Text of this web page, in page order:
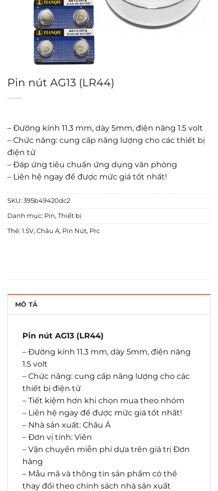
Pin nút AG13 (LR44)
– Đường kính 11.3 mm, dày 5mm, điện năng 1.5 volt
– Chức năng: cung cấp năng lượng cho các thiết bị
điện tử
– Đáp ứng tiêu chuẩn ứng dụng văn phòng
– Liên hệ ngay để được mức giá tốt nhất!
SKU: 395b49420dc2
Danh mục: Pin, Thiết bị
Thẻ: 1.5V, Châu Á, Pin Nút, Prc
MÔ TẢ
Pin nút AG13 (LR44)
– Đường kính 11.3 mm, dày 5mm, điện năng
1.5 volt
– Chức năng: cung cấp năng lượng cho các
thiết bị điện tử
– Tiết kiệm hơn khi chọn mua theo nhóm
– Liên hệ ngay để được mức giá tốt nhất!
– Nhà sản xuất: Châu Á
– Đơn vị tính: Viên
– Vận chuyển miễn phí dựa trên giá trị Đơn
hàng
– Mẫu mã và thông tin sản phẩm có thể
thay đổi theo chính sách nhà sản xuất